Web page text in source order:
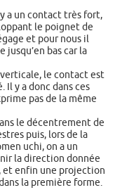
a un contact très fort,
le poignet de
et pour nous il
jusqu’en bas car la
verticale, le contact est
Il y a donc dans ces
pas de la même
le décentrement de
puis, lors de la
uchi, on a un
la direction donnée
et enfin une projection
la première forme.